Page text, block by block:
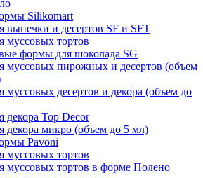
Silikomart
и десертов SF и SFT
муссовых тортов
формы для шоколада SG
муссовых пирожных и десертов (объем
десертов и декора (объем до
Top Decor
декора микро (объем до 5 мл)
Pavoni
муссовых тортов
муссовых тортов в форме Полено